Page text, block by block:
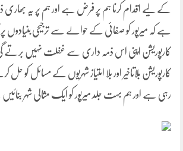
کے لیے اقدام کرنا ہم پر فرض ہے اور ہم پر یہ بھاری
ہے کہ میرپور کو صفائی کے حوالے سے ترجیحی بنیادوں پر
کارپوریشن اپنی اس ذمہ داری سے غفلت نہیں برتے
کارپوریشن بلاتاخیر اور بلا امتیاز شہریوں کے مسائل کو حل
رہی ہے اور ہم بہت جلد میرپور کو ایک مثالی شہر